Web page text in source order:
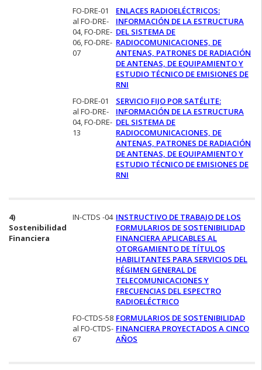
FO-DRE-01
al FO-DRE-
04, FO-DRE-
06, FO-DRE-
07
ENLACES RADIOELÉCTRICOS:
INFORMACIÓN DE LA ESTRUCTURA
DEL SISTEMA DE
RADIOCOMUNICACIONES, DE
ANTENAS, PATRONES DE RADIACIÓN
DE ANTENAS, DE EQUIPAMIENTO Y
ESTUDIO TÉCNICO DE EMISIONES DE
RNI
FO-DRE-01
al FO-DRE-
04, FO-DRE-
13
SERVICIO FIJO POR SATÉLITE:
INFORMACIÓN DE LA ESTRUCTURA
DEL SISTEMA DE
RADIOCOMUNICACIONES, DE
ANTENAS, PATRONES DE RADIACIÓN
DE ANTENAS, DE EQUIPAMIENTO Y
ESTUDIO TÉCNICO DE EMISIONES DE
RNI
4)
Sostenibilidad
Financiera
IN-CTDS -04 INSTRUCTIVO DE TRABAJO DE LOS
FORMULARIOS DE SOSTENIBILIDAD
FINANCIERA APLICABLES AL
OTORGAMIENTO DE TÍTULOS
HABILITANTES PARA SERVICIOS DEL
RÉGIMEN GENERAL DE
TELECOMUNICACIONES Y
FRECUENCIAS DEL ESPECTRO
RADIOELÉCTRICO
FO-CTDS-58
al FO-CTDS-
67
FORMULARIOS DE SOSTENIBILIDAD
FINANCIERA PROYECTADOS A CINCO
AÑOS